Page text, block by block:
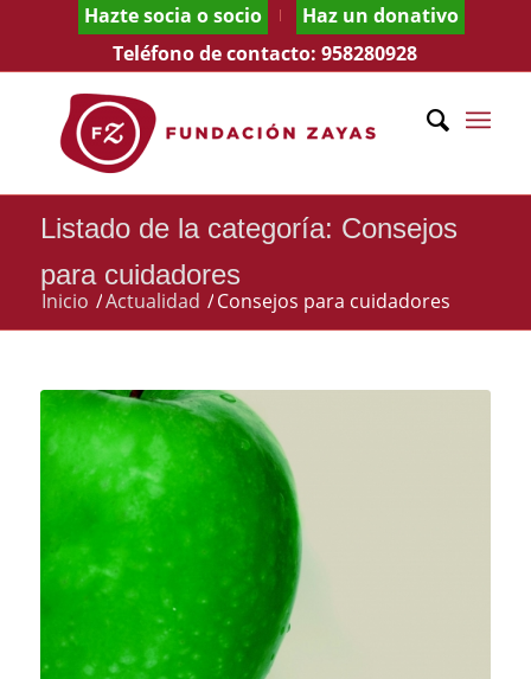
Hazte socia o socio
Haz un donativo
Teléfono de contacto:958280928
Listado de la categoría: Consejos
para cuidadores
Inicio /Actualidad /Consejos para cuidadores